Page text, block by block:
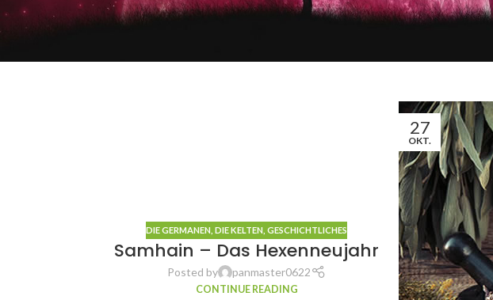
27
OKT.
DIE GERMANEN DIE KELTEN GESCHICHTLICHES
Samhain – Das Hexenneujahr
Posted by panmaster0622
CONTINUE READING